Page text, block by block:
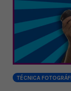
TÉCNICA